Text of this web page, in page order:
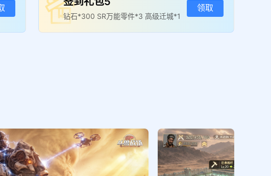
钻石*300 SR万能零件*3 高级迁城*1
领取